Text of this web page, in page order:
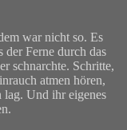
war nicht so. Es
der Ferne durch das
schnarchte. Schritte,
atmen hören,
lag. Und ihr eigenes